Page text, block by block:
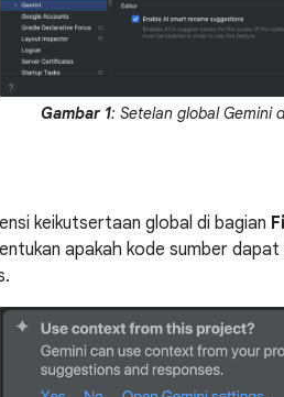
Gambar 1: Setelan global Gemini
keikutsertaan global di bagian
apakah kode sumber